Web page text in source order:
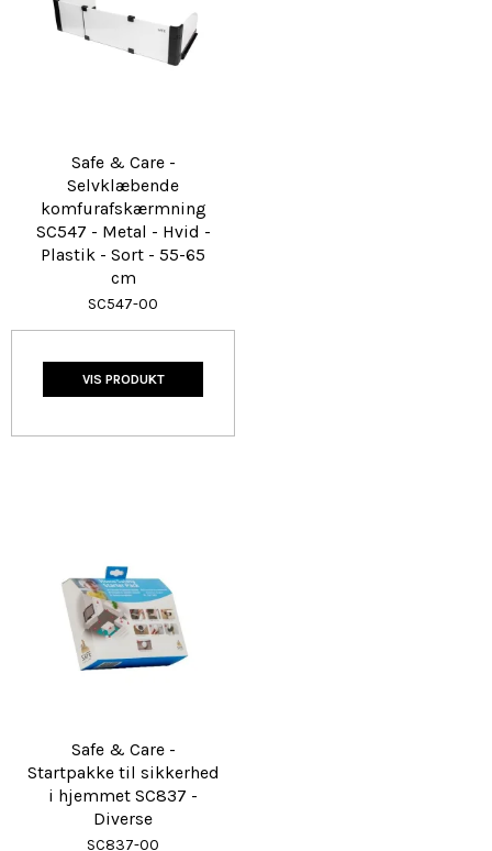
Safe & Care -
Selvklæbende
komfurafskærmning
SC547 - Metal - Hvid -
Plastik - Sort - 55-65
cm
SC547-00
VIS PRODUKT
Safe & Care -
Startpakke til sikkerhed
i hjemmet SC837 -
Diverse
SC837-00